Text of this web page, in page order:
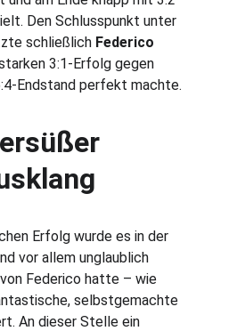
Den Schlusspunkt unter
schließlich Federico
3:1-Erfolg gegen
Endstand perfekt machte.
Erfolg wurde es in der
vor allem unglaublich
Federico hatte – wie
selbstgemachte
An dieser Stelle ein